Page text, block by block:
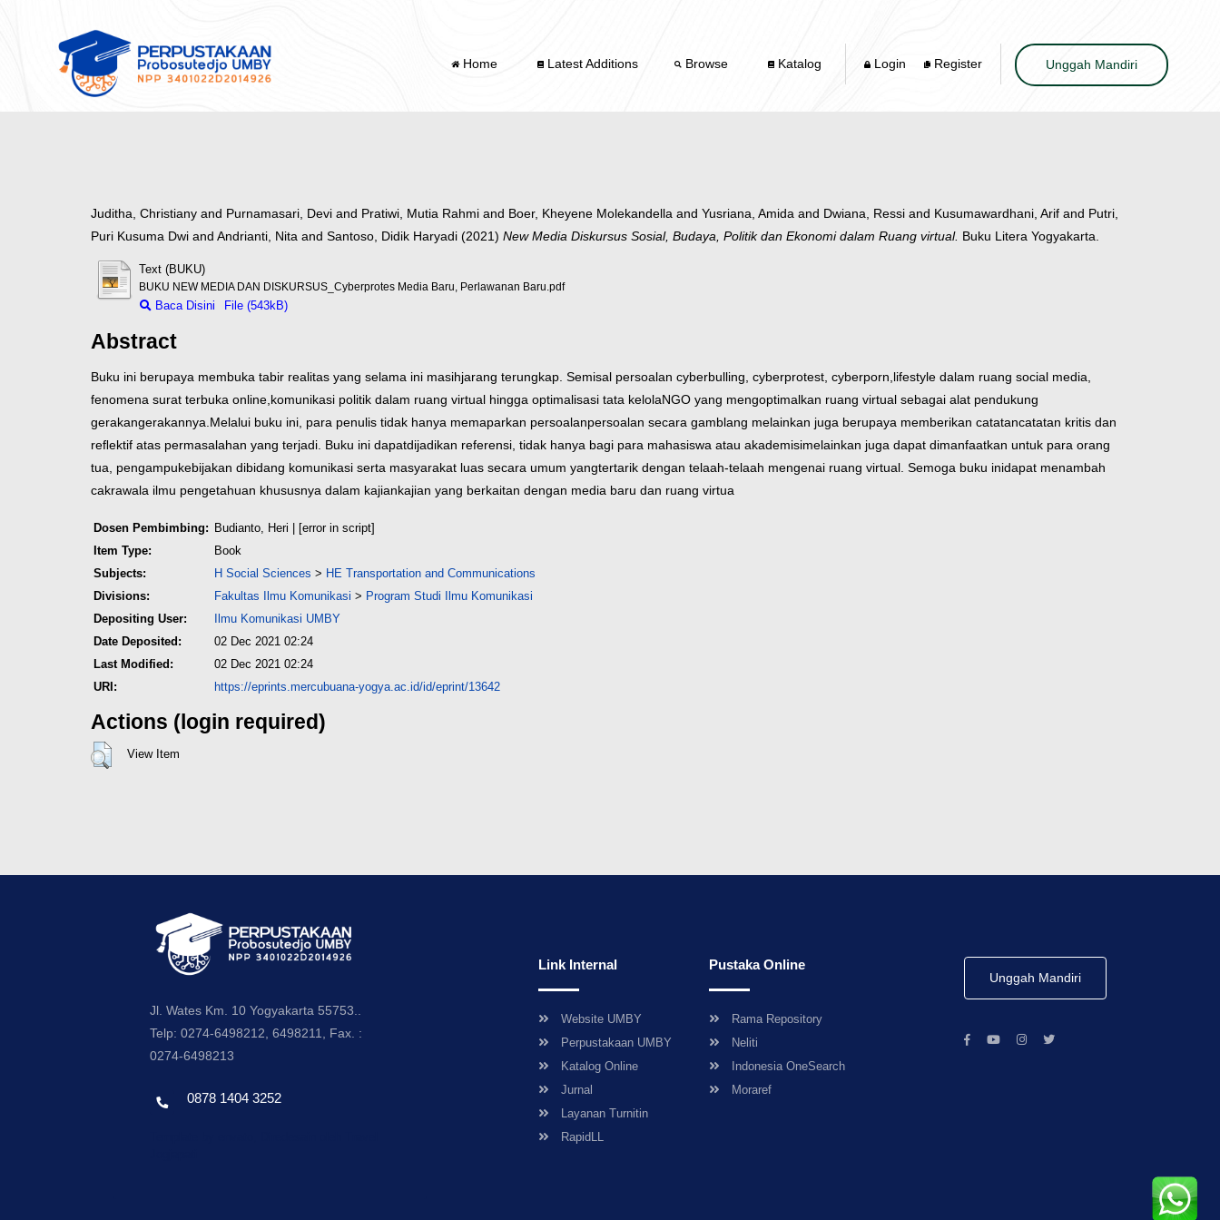
Home Latest Additions Browse Katalog Login Register Unggah Mandiri
Juditha, Christiany and Purnamasari, Devi and Pratiwi, Mutia Rahmi and Boer, Kheyene Molekandella and Yusriana, Amida and Dwiana, Ressi and Kusumawardhani, Arif and Putri,
Puri Kusuma Dwi and Andrianti, Nita and Santoso, Didik Haryadi (2021) New Media Diskursus Sosial, Budaya, Politik dan Ekonomi dalam Ruang virtual. Buku Litera Yogyakarta.
Text (BUKU)
BUKU NEW MEDIA DAN DISKURSUS_Cyberprotes Media Baru, Perlawanan Baru.pdf
Baca Disini File (543kB)
Abstract
Buku ini berupaya membuka tabir realitas yang selama ini masihjarang terungkap. Semisal persoalan cyberbulling, cyberprotest, cyberporn, lifestyle dalam ruang social media,
fenomena surat terbuka online, komunikasi politik dalam ruang virtual hingga optimalisasi tata kelolaNGO yang mengoptimalkan ruang virtual sebagai alat pendukung
gerakangerakannya. Melalui buku ini, para penulis tidak hanya memaparkan persoalanpersoalan secara gamblang melainkan juga berupaya memberikan catatancatatan kritis dan
reﬂektif atas permasalahan yang terjadi. Buku ini dapatdijadikan referensi, tidak hanya bagi para mahasiswa atau akademisimelainkan juga dapat dimanfaatkan untuk para orang
tua, pengampukebijakan dibidang komunikasi serta masyarakat luas secara umum yangtertarik dengan telaah-telaah mengenai ruang virtual. Semoga buku inidapat menambah
cakrawala ilmu pengetahuan khususnya dalam kajiankajian yang berkaitan dengan media baru dan ruang virtua
Dosen Pembimbing: Budianto, Heri | [error in script]
Item Type:
Book
Subjects:
H Social Sciences > HE Transportation and Communications
Divisions:
Fakultas Ilmu Komunikasi > Program Studi Ilmu Komunikasi
Depositing User:
Ilmu Komunikasi UMBY
Date Deposited:
02 Dec 2021 02:24
Last Modified:
02 Dec 2021 02:24
URI:
https://eprints.mercubuana-yogya.ac.id/id/eprint/13642
Actions (login required)
View Item
Jl. Wates Km. 10 Yogyakarta 55753..
Telp: 0274-6498212, 6498211, Fax. :
0274-6498213
0878 1404 3252
Link Internal
Website UMBY
Perpustakaan UMBY
Katalog Online
Jurnal
Layanan Turnitin
RapidLL
Pustaka Online
Rama Repository
Neliti
Indonesia OneSearch
Moraref
Unggah Mandiri